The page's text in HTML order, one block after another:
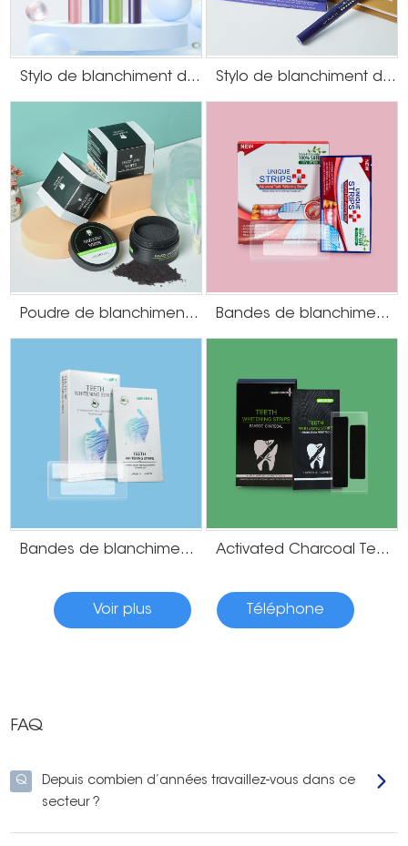
Stylo de blanchiment des dents par galvanoplastie Stylo de blanchiment des dents au goût de menthe
Poudre de blanchiment des dents au charbon actif Bandes de blanchiment des dents à la menthe sans peroxyde
Bandes de blanchiment des dents 6%HP Activated Charcoal Teeth Whitening Strips
Voir plus Téléphone
FAQ
Q
Depuis combien d’années travaillez-vous dans ce
secteur ?